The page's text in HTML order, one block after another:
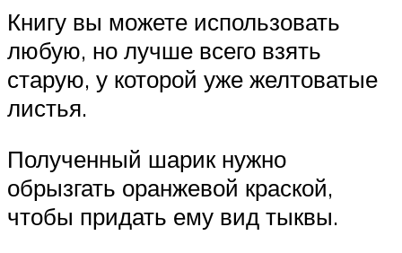
Книгу вы можете использовать
любую, но лучше всего взять
старую, у которой уже желтоватые
листья.
Полученный шарик нужно
обрызгать оранжевой краской,
чтобы придать ему вид тыквы.